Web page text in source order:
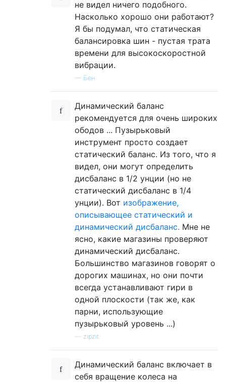
не видел ничего подобного.
Насколько хорошо они работают?
Я бы подумал, что статическая
балансировка шин - пустая трата
времени для высокоскоростной
вибрации.
— Бен
Динамический баланс
рекомендуется для очень широких
ободов ... Пузырьковый
инструмент просто создает
статический баланс. Из того, что я
видел, они могут определить
дисбаланс в 1/2 унции (но не
статический дисбаланс в 1/4
унции). Вот изображение,
описывающее статический и
динамический дисбаланс. Мне не
ясно, какие магазины проверяют
динамический дисбаланс.
Большинство магазинов говорят о
дорогих машинах, но они почти
всегда устанавливают гири в
одной плоскости (так же, как
парни, использующие
пузырьковый уровень ...)
zipzit
Динамический баланс включает в
себя вращение колеса на